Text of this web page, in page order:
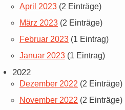
April 2023 (2 Einträge)
März 2023 (2 Einträge)
Februar 2023 (1 Eintrag)
Januar 2023 (1 Eintrag)
2022
Dezember 2022 (2 Einträge)
November 2022 (2 Einträge)